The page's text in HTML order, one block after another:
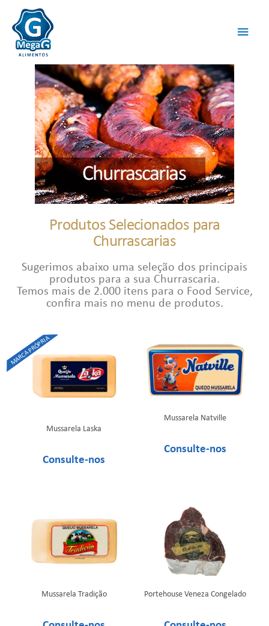
Produtos Selecionados para
Churrascarias
Sugerimos abaixo uma seleção dos principais
produtos para a sua Churrascaria.
Temos mais de 2.000 itens para o Food Service,
confira mais no menu de produtos.
Mussarela Laska
Mussarela Natville
Mussarela Tradição Portehouse Veneza Congelado